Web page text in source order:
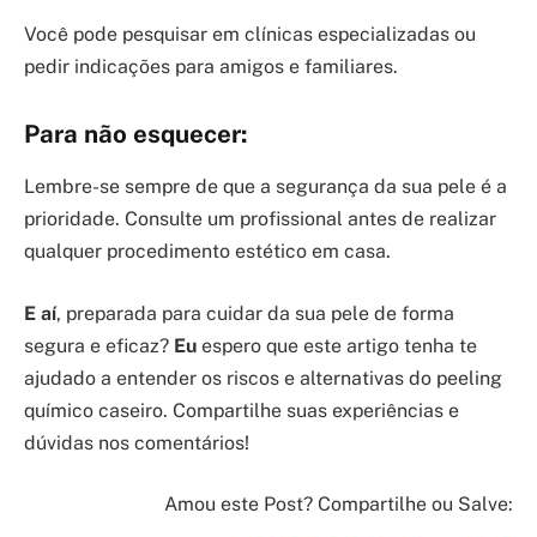
Você pode pesquisar em clínicas especializadas ou
pedir indicações para amigos e familiares.
Para não esquecer:
Lembre-se sempre de que a segurança da sua pele é a
prioridade. Consulte um profissional antes de realizar
qualquer procedimento estético em casa.
E aí, preparada para cuidar da sua pele de forma
segura e eficaz? Eu espero que este artigo tenha te
ajudado a entender os riscos e alternativas do peeling
químico caseiro. Compartilhe suas experiências e
dúvidas nos comentários!
Amou este Post? Compartilhe ou Salve: